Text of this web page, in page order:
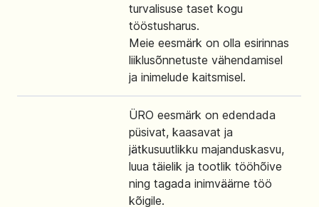
turvalisuse taset kogu
tööstusharus.
Meie eesmärk on olla esirinnas
liiklusõnnetuste vähendamisel
ja inimelude kaitsmisel.
ÜRO eesmärk on edendada
püsivat, kaasavat ja
jätkusuutlikku majanduskasvu,
luua täielik ja tootlik tööhõive
ning tagada inimväärne töö
kõigile.